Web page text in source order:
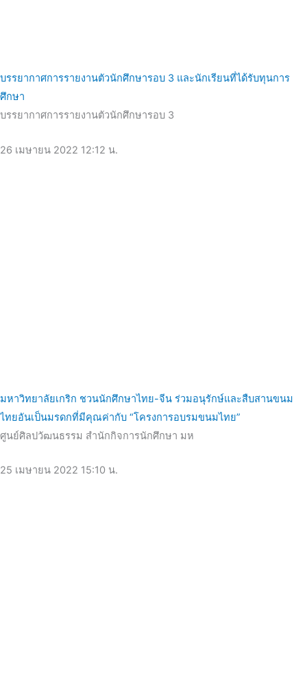
บรรยากาศการรายงานตัวนักศึกษารอบ 3 และนักเรียนที่ได้รับทุนการ
ศึกษา
บรรยากาศการรายงานตัวนักศึกษารอบ 3
26 เมษายน 2022 12:12 น.
มหาวิทยาลัยเกริก ชวนนักศึกษาไทย-จีน ร่วมอนุรักษ์และสืบสานขนม
ไทยอันเป็นมรดกที่มีคุณค่ากับ “โครงการอบรมขนมไทย”
ศูนย์ศิลปวัฒนธรรม สำนักกิจการนักศึกษา มห
25 เมษายน 2022 15:10 น.